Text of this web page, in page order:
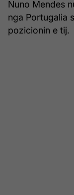
Nuno Mendes
nga Portugalia
pozicionin e tij.